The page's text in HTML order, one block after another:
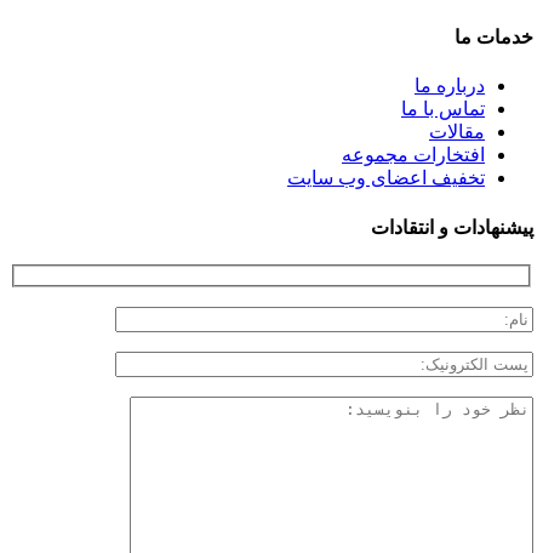
خدمات ما
درباره ما
تماس با ما
مقالات
افتخارات مجموعه
تخفیف اعضای وب سایت
پیشنهادات و انتقادات